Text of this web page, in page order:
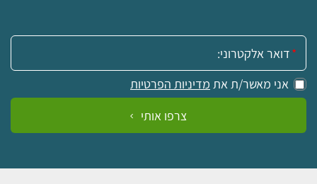
אימייל:
אני מאשר/ת את מדיניות הפרטיות
צרפו אותי